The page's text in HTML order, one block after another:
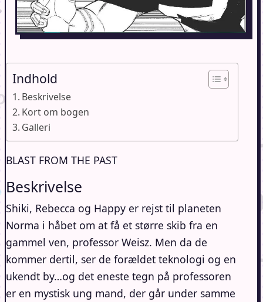
Indhold
Beskrivelse
Kort om bogen
Galleri
BLAST FROM THE PAST
Beskrivelse
Shiki, Rebecca og Happy er rejst til planeten
Norma i håbet om at få et større skib fra en
gammel ven, professor Weisz. Men da de
kommer dertil, ser de forældet teknologi og en
ukendt by…og det eneste tegn på professoren
er en mystisk ung mand, der går under samme